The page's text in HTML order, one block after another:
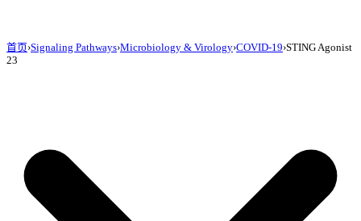
首页›Signaling Pathways›Microbiology & Virology›COVID-19›STING Agonist
23